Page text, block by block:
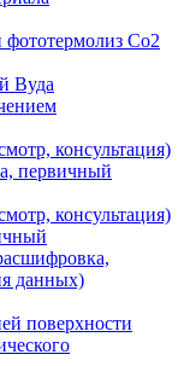
Со2
Вуда
консультация)
первичный
консультация)
данных)
поверхности